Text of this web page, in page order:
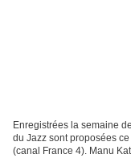
Enregistrées la semaine
du Jazz sont proposées
(canal France 4). Manu